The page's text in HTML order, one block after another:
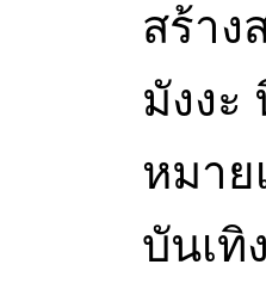
สร้าง
มังงะ
หมา
บันเทิ